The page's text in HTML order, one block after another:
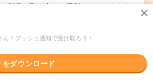
部品の取り出し、選別をしていただき
報】自動車鋳鉄部品、アルミ部品…
不要
登録★氏名・職種などを入力す…
！プッシュ通知で受け取ろう！
をダウンロード